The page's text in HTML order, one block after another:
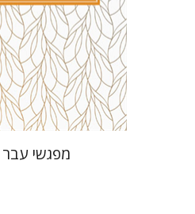
הנחת אתר
$30
מפגשי עבר